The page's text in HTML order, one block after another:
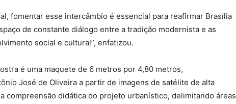
fomentar esse intercâmbio é essencial para reafirmar Brasília
de constante diálogo entre a tradição modernista e as
social e cultural”, enfatizou.
é uma maquete de 6 metros por 4,80 metros,
José de Oliveira a partir de imagens de satélite de alta
compreensão didática do projeto urbanístico, delimitando áreas